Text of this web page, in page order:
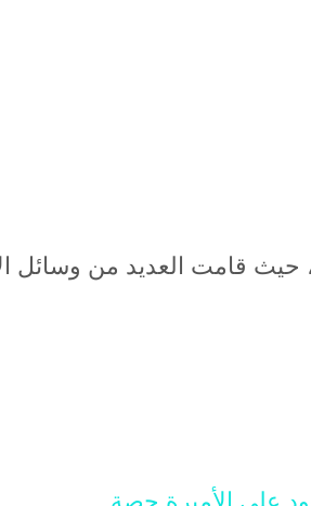
حيث قامت العديد من وسائل